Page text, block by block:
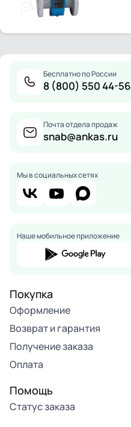
Бесплатно по России
8 (800) 550 44-56
Почта отдела продаж
snab@ankas.ru
Мы в социальных сетях
Наше мобильное приложение
Покупка
Оформление
Возврат и гарантия
Получение заказа
Оплата
Помощь
Статус заказа